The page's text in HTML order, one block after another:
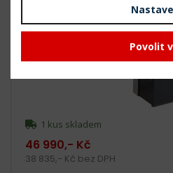
1 kus skladem
46 990,- Kč
38 835,- Kč bez DPH
Povolit